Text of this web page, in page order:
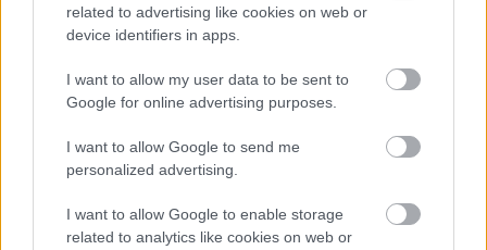
related to advertising like cookies on web or
device identifiers in apps.
I want to allow my user data to be sent to
Google for online advertising purposes.
I want to allow Google to send me
personalized advertising.
I want to allow Google to enable storage
related to analytics like cookies on web or
AJÁNLJUK MÉG
Országos hírek